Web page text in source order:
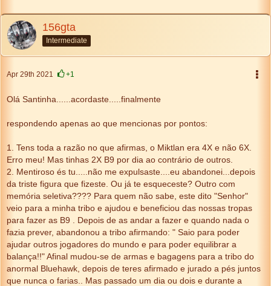
156gta
Intermediate
Apr 29th 2021 +1
Olá Santinha......acordaste.....finalmente
respondendo apenas ao que mencionas por pontos:
1. Tens toda a razão no que afirmas, o Miktlan era 4X e não 6X.
Erro meu! Mas tinhas 2X B9 por dia ao contrário de outros.
2. Mentiroso és tu.....não me expulsaste....eu abandonei...depois
da triste figura que fizeste. Ou já te esqueceste? Outro com
memória seletiva???? Para quem não sabe, este dito "Senhor"
veio para a minha tribo e ajudou e beneficiou das nossas tropas
para fazer as B9 . Depois de as andar a fazer e quando nada o
fazia prever, abandonou a tribo afirmando: " Saio para poder
ajudar outros jogadores do mundo e para poder equilibrar a
balança!!" Afinal mudou-se de armas e bagagens para a tribo do
anormal Bluehawk, depois de teres afirmado e jurado a pés juntos
que nunca o farias.. Mas passado um dia ou dois e durante a